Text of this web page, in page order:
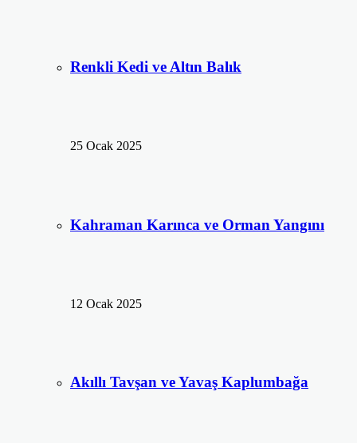
Renkli Kedi ve Altın Balık
25 Ocak 2025
Kahraman Karınca ve Orman Yangını
12 Ocak 2025
Akıllı Tavşan ve Yavaş Kaplumbağa